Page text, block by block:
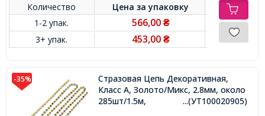
Количество Цена заупаковку
1-2 упак.
566,00 ₴
3+ упак. 453,00 ₴
-35%
Стразовая Цепь Декоративная,
Класс А, Золото/Микс, 2.8мм, около
285шт/1.5м,
...(УТ100020905)